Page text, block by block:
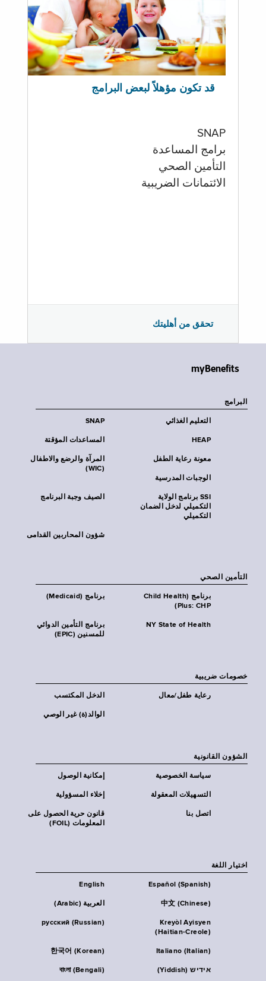
قد تكون مؤهلاً لبعض البرامج
SNAP
برامج المساعدة
التأمين الصحي
الائتمانات الضريبية
تحقق من أهليتك
myBenefits
البرامج
SNAP التعليم الغذائي
المساعدات المؤقتة HEAP
المرآة والرضع والاطفال
(WIC)
معونة رعاية الطفل
الوجبات المدرسية
الصيف وجبة البرنامج
SSI برنامج الولاية
التكميلي لدخل الضمان
التكميلي
شؤون المحاربين القدامى
التأمين الصحي
برنامج (Medicaid)
برنامج (Child Health
Plus: CHP)
برنامج التأمين الدوائي
للمسنين (EPIC)
NY State of Health
خصومات ضريبية
الدخل المكتسب رعاية طفل/معال
الوالد(ة) غير الوصي
الشؤون القانونية
إمكانية الوصول سياسة الخصوصية
إخلاء المسؤولية التسهيلات المعقولة
قانون حرية الحصول على
المعلومات (FOIL)
اتصل بنا
اختيار اللغة
English Español (Spanish)
العربية (Arabic) 中文 (Chinese)
русский (Russian)
Kreyòl Ayisyen
(Haitian-Creole)
한국어 (Korean) Italiano (Italian)
বাংলা (Bengali) אידיש (Yiddish)